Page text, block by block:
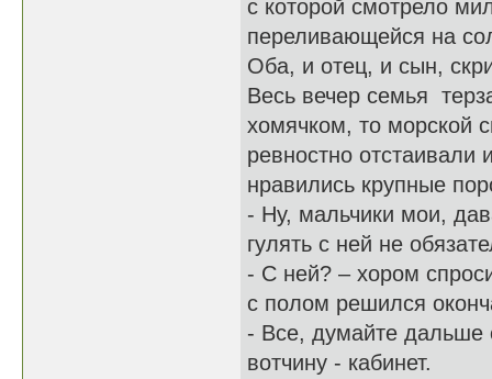
с которой смотрело
переливающейся на
Оба, и отец, и сын,
Весь вечер семья
хомячком, то морской
ревностно
нравились крупные
- Ну, мальчики мои,
гулять с ней не
- С ней? – хором
с полом решился
- Все, думайте
вотчину - кабинет.